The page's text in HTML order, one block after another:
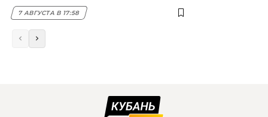
7 АВГУСТА В 17:58